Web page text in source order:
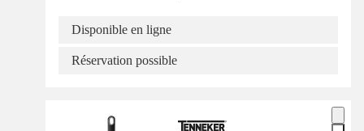
Disponible en ligne
Réservation possible